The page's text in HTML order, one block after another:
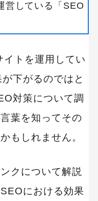
営している「SEO
イトを運用してい
下がるのではと
対策について調
葉を知ってその
もしれません。
クについて解説
における効果